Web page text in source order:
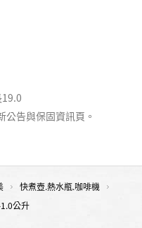
公告與保固資訊頁。
快煮壺.熱水瓶.咖啡機
公升